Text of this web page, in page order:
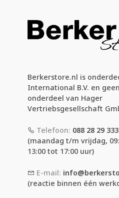
Berkerstore.nl is
International B.V. en
onderdeel van Hager
Vertriebsgesellschaft
Telefoon: 088 28 29 333
(maandag t/m vrijdag,
13:00 tot 17:00 uur)
E-mail:
(reactie binnen één